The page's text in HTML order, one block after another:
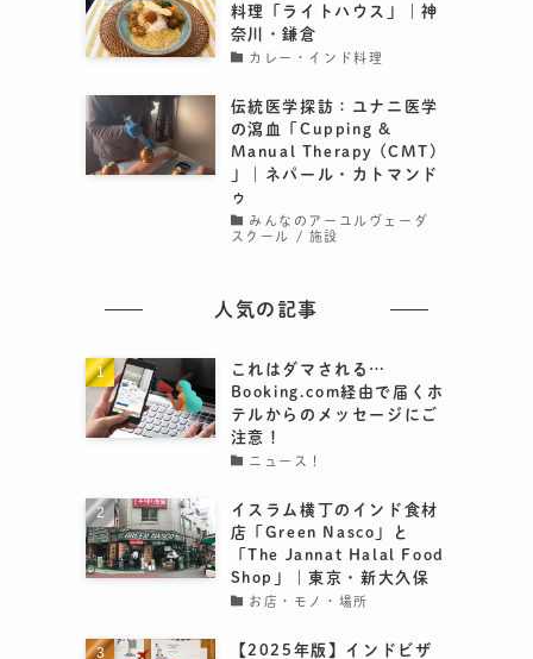
料理「ライトハウス」｜神
奈川・鎌倉
カレー・インド料理
伝統医学探訪：ユナニ医学
の瀉血「Cupping &
Manual Therapy (CMT)
」｜ネパール・カトマンド
ゥ
みんなのアーユルヴェーダ
スクール / 施設
人気の記事
これはダマされる…
Booking.com経由で届くホ
テルからのメッセージにご
注意！
ニュース！
イスラム横丁のインド食材
店「Green Nasco」と
「The Jannat Halal Food
Shop」｜東京・新大久保
お店・モノ・場所
【2025年版】インドビザ